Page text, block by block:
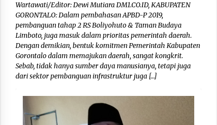
Wartawati/Editor: Dewi Mutiara DM1.CO.ID, KABUPATEN
GORONTALO: Dalam pembahasan APBD-P 2019,
pembanguan tahap 2 RS Boliyohuto & Taman Budaya
Limboto, juga masuk dalam prioritas pemerintah daerah.
Dengan demikian, bentuk komitmen Pemerintah Kabupaten
Gorontalo dalam memajukan daerah, sangat kongkrit.
Sebab, tidak hanya sumber daya manusianya, tetapi juga
dari sektor pembanguan infrastruktur juga […]